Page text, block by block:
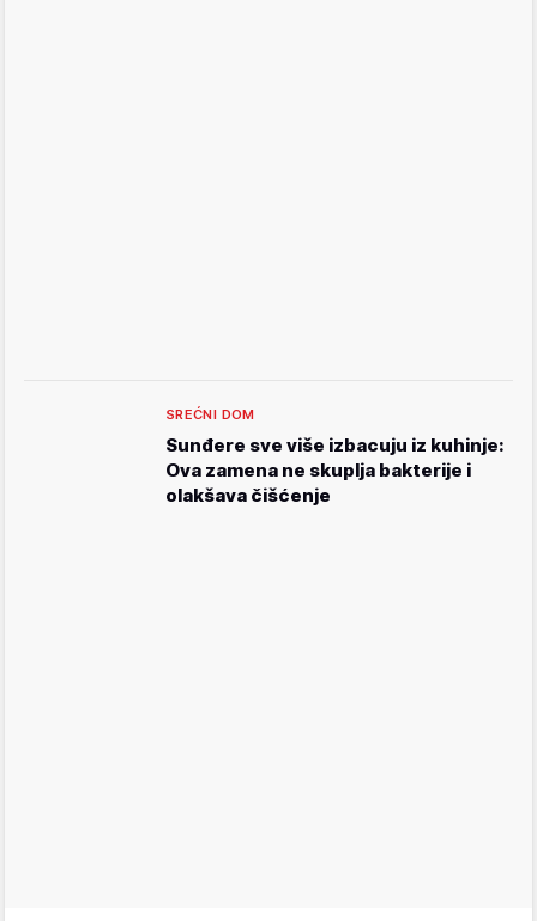
SREĆNI DOM
Sunđere sve više izbacuju iz kuhinje:
Ova zamena ne skuplja bakterije i
olakšava čišćenje